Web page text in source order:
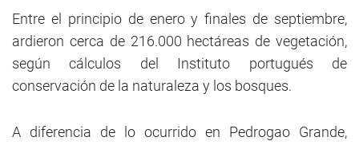
Entre el principio de enero y finales de septiembre,
ardieron cerca de 216.000 hectáreas de vegetación,
según cálculos del Instituto portugués de
conservación de la naturaleza y los bosques.
A diferencia de lo ocurrido en Pedrogao Grande,